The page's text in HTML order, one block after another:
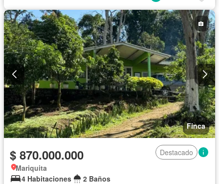
Finca
$ 870.000.000
Destacado
Mariquita
4 Habitaciones
2 Baños